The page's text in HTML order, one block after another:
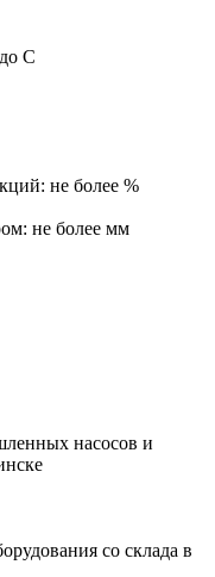
С
не более %
не более мм